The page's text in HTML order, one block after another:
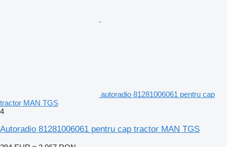
autoradio 81281006061 pentru cap
tractor MAN TGS
4
Autoradio 81281006061 pentru cap tractor MAN TGS